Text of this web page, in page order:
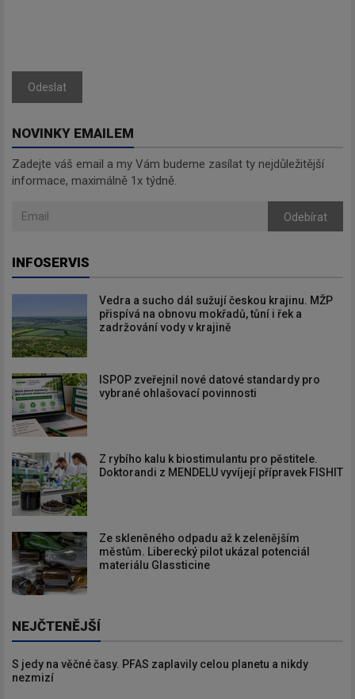
Odeslat
NOVINKY EMAILEM
Zadejte váš email a my Vám budeme zasílat ty nejdůležitější
informace, maximálně 1x týdně.
Odebírat
INFOSERVIS
Vedra a sucho dál sužují českou krajinu. MŽP
přispívá na obnovu mokřadů, tůní i řek a
zadržování vody v krajině
ISPOP zveřejnil nové datové standardy pro
vybrané ohlašovací povinnosti
Z rybího kalu k biostimulantu pro pěstitele.
Doktorandi z MENDELU vyvíjejí přípravek FISHIT
Ze skleněného odpadu až k zelenějším
městům. Liberecký pilot ukázal potenciál
materiálu Glassticine
NEJČTENĚJŠÍ
S jedy na věčné časy. PFAS zaplavily celou planetu a nikdy
nezmizí